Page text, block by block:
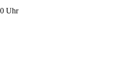
Uhr